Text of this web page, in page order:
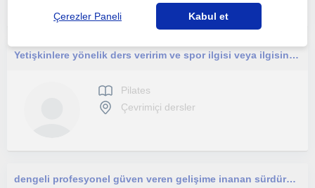
Yetişkinlere yönelik ders veririm ve spor ilgisi veya ilgisine ihtiyacı olan herkese yardımcı olabilirim
Pilates
Çevrimiçi dersler
dengeli profesyonel güven veren gelişime inanan sürdürülebilir beden farkındalığı yüksek iletişimi güçlü eğitimenim
Çerezler Paneli Kabul et